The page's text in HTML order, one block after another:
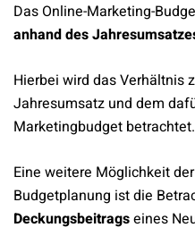
Das Online-Marketing-
anhand des
Hierbei wird das Verhältnis
Jahresumsatz und dem
Marketingbudget betrachtet.
Eine weitere Möglichkeit
Budgetplanung ist die
Deckungsbeitragseines